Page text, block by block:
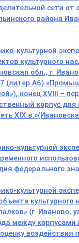
сети
района
культурной
культурного
обл., г.
(литер
конец XVIII –
корпус
XIX
культурной
федерального
культурной
(г. Иваново,
между
воздействия